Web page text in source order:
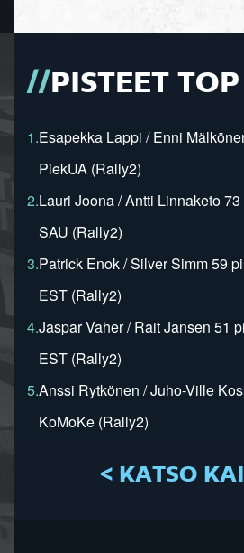
PISTEET
1.Esapekka Lappi / Enni
PiekUA (Rally2)
2.Lauri Joona / Antti Linnaketo
SAU (Rally2)
3.Patrick Enok / Silver Simm 59
EST (Rally2)
4.Jaspar Vaher / Rait Jansen 51
EST (Rally2)
5.Anssi Rytkönen / Juho-Ville
KoMoKe (Rally2)
< KATSO